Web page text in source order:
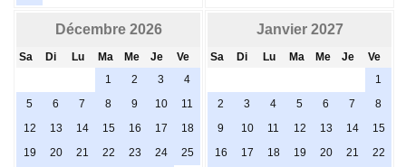
Décembre 2026
Sa Di Lu Ma Me Je
Ve
1
2 3
4
5
6 7 8 9 10
11
12
13 14 15 16 17
18
19
20 21 22 23 24
25
Janvier 2027
Sa Di Lu Ma Me Je
Ve
1
2
3 4 5 6 7
8
9
10 11 12 13 14
15
16
17 18 19 20 21
22